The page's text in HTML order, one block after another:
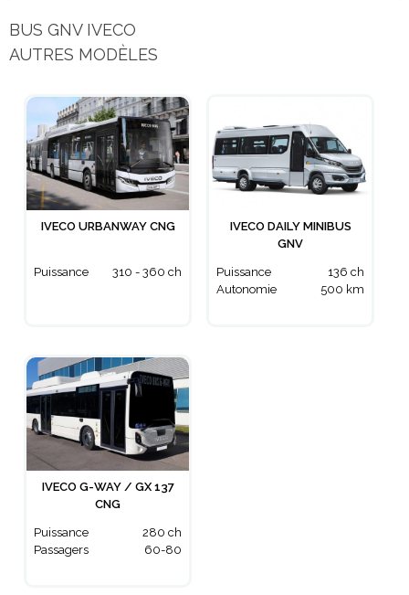
BUS GNV IVECO
AUTRES MODÈLES
IVECO URBANWAY CNG
Puissance 310 - 360 ch
IVECO DAILY MINIBUS
GNV
Puissance
136 ch
Autonomie
500 km
IVECO G-WAY / GX 137
CNG
Puissance
280 ch
Passagers
60-80